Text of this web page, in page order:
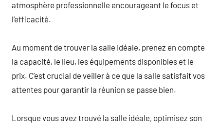
atmosphère professionnelle encourageant le focus et
l’efficacité.
Au moment de trouver la salle idéale, prenez en compte
la capacité, le lieu, les équipements disponibles et le
prix. C’est crucial de veiller à ce que la salle satisfait vos
attentes pour garantir la réunion se passe bien.
Lorsque vous avez trouvé la salle idéale, optimisez son